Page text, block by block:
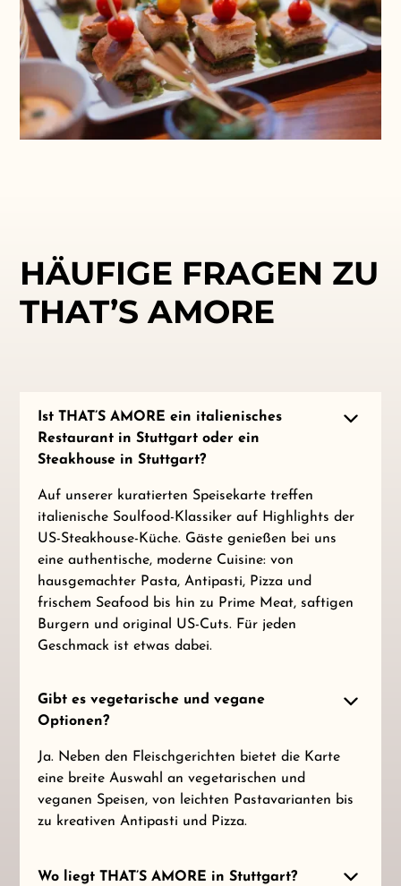
HÄUFIGE FRAGEN ZU
THAT’S AMORE
Ist THAT’S AMORE ein italienisches
Restaurant in Stuttgart oder ein
Steakhouse in Stuttgart?
Auf unserer kuratierten Speisekarte treffen
italienische Soulfood-Klassiker auf Highlights der
US-Steakhouse-Küche. Gäste genießen bei uns
eine authentische, moderne Cuisine: von
hausgemachter Pasta, Antipasti, Pizza und
frischem Seafood bis hin zu Prime Meat, saftigen
Burgern und original US-Cuts. Für jeden
Geschmack ist etwas dabei.
Gibt es vegetarische und vegane
Optionen?
Ja. Neben den Fleischgerichten bietet die Karte
eine breite Auswahl an vegetarischen und
veganen Speisen, von leichten Pastavarianten bis
zu kreativen Antipasti und Pizza.
Wo liegt THAT’S AMORE in Stuttgart?